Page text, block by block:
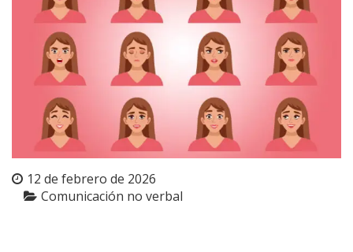
12 de febrero de 2026
Comunicación no verbal